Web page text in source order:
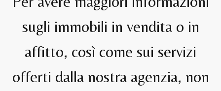
sugli immobili in vendita o in
affitto, così come sui servizi
offerti dalla nostra agenzia, non